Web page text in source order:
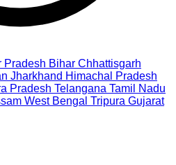
Pradesh Bihar Chhattisgarh
Jharkhand Himachal Pradesh
Pradesh Telangana Tamil Nadu
West Bengal Tripura Gujarat